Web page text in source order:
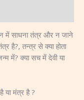
में साधना तंत्र और न जाने
है?, तन्त्र से क्या होता
में? क्या सच में देवी या
या मंत्र है ?